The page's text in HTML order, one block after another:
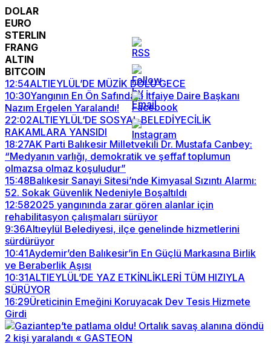
DOLAR
EURO
STERLIN
FRANG
ALTIN
BITCOIN
12:54ALTIEYLÜL’DE MÜZİK DOLU GECE
10:30Yangının En Ön Safındaki İtfaiye Daire Başkanı
Nazım Ergelen Yaralandı!
22:02ALTIEYLÜL’DE SOSYAL BELEDİYECİLİK
RAKAMLARA YANSIDI
18:27AK Parti Balıkesir Milletvekili Dr. Mustafa Canbey:
“Medyanın varlığı, demokratik ve şeffaf toplumun
olmazsa olmaz koşuludur”
15:48Balıkesir Sanayi Sitesi’nde Kimyasal Sızıntı Alarmı:
52. Sokak Güvenlik Nedeniyle Boşaltıldı
12:582025 yangınında zarar gören alanlar için
rehabilitasyon çalışmaları sürüyor
9:36Altıeylül Belediyesi, ilçe genelinde hizmetlerini
sürdürüyor
10:41Aydemir’den Balıkesir’in En Güçlü Markasına Birlik
ve Beraberlik Aşısı
10:31ALTIEYLÜL’DE YAZ ETKİNLİKLERİ TÜM HIZIYLA
SÜRÜYOR
16:29Üreticinin Emeğini Koruyacak Dev Tesis Hizmete
Girdi